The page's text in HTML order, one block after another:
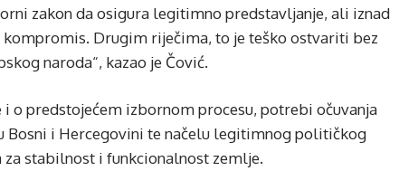
zakon da osigura legitimno predstavljanje, ali iznad
Drugim riječima, to je teško ostvariti bez
naroda“, kazao je Čović.
o predstojećem izbornom procesu, potrebi očuvanja
i Hercegovini te načelu legitimnog političkog
stabilnost i funkcionalnost zemlje.